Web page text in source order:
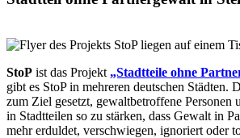
StoP ist das Projekt „Stadtteile ohne
gibt es StoP in mehreren deutschen Städten.
zum Ziel gesetzt, gewaltbetroffene Personen
in Stadtteilen so zu stärken, dass Gewalt in
mehr erduldet, verschwiegen, ignoriert oder